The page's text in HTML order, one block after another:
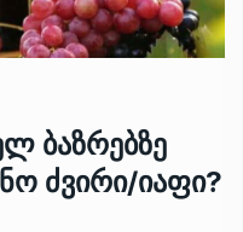
ბაზრებზე
ძვირი/იაფი?